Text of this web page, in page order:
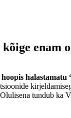
enam
halastamatu
tundub